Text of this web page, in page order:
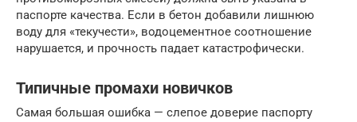
паспорте качества. Если в бетон добавили лишнюю
воду для «текучести», водоцементное соотношение
нарушается, и прочность падает катастрофически.
Типичные промахи новичков
Самая большая ошибка — слепое доверие паспорту